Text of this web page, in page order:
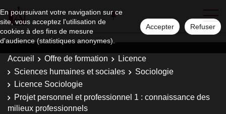
En poursuivant votre navigation sur ce
site, vous acceptez l'utilisation de
cookies à des fins de mesure
d'audience (statistiques anonymes).
Accepter Refuser
Accueil Offre de formation
Licence
Sciences humaines et sociales
Sociologie
Licence Sociologie
Projet personnel et professionnel 1 : connaissance des
milieux professionnels